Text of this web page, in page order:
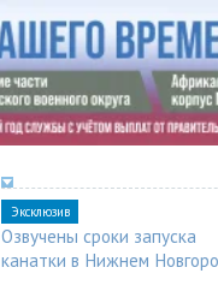
Эксклюзив
Озвучены сроки запуска
канатки в Нижнем